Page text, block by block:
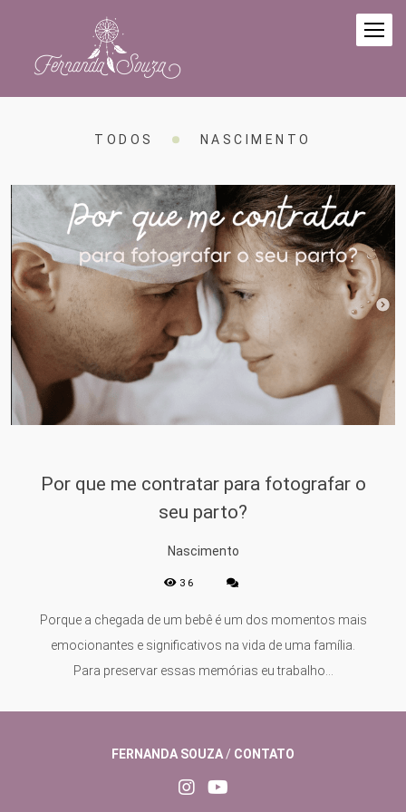
TODOS NASCIMENTO
Por que me contratar para fotografar o
seu parto?
Nascimento
36
Porque a chegada de um bebê é um dos momentos mais
emocionantes e significativos na vida de uma família.
Para preservar essas memórias eu trabalho...
FERNANDA SOUZA / CONTATO